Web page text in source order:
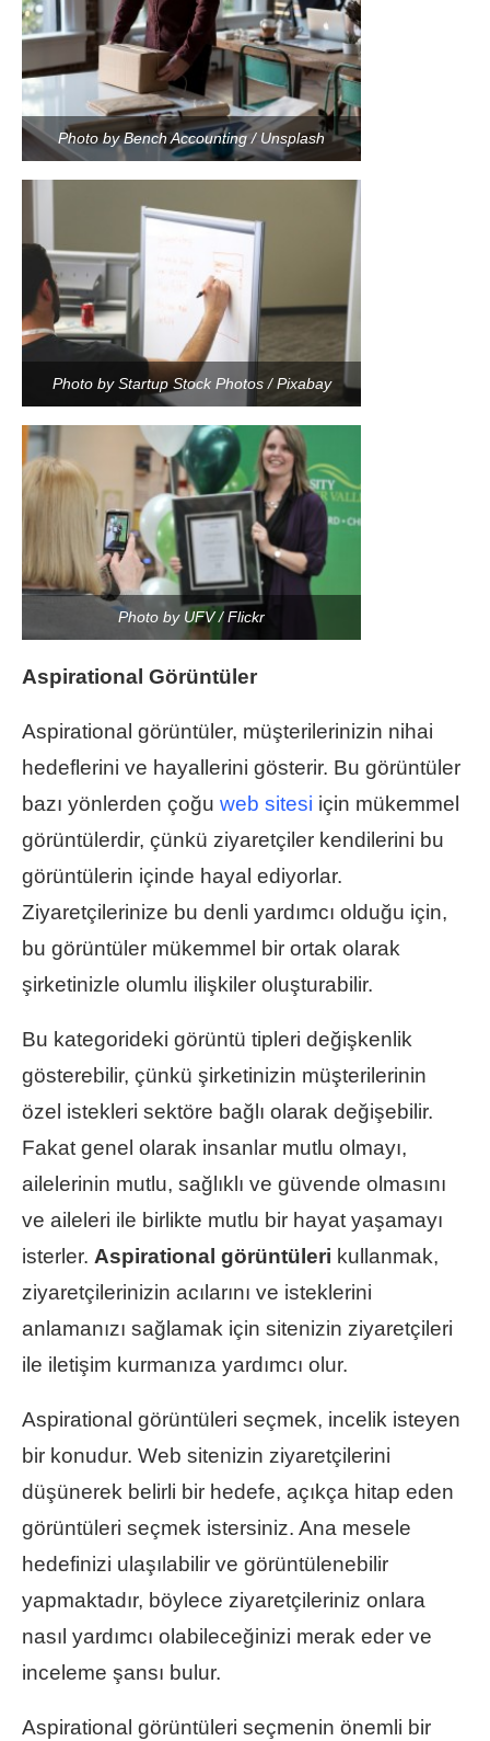
Photo by Bench Accounting / Unsplash
Photo by Startup Stock Photos / Pixabay
Photo by UFV / Flickr
Aspirational Görüntüler
Aspirational görüntüler, müşterilerinizin nihai
hedeflerini ve hayallerini gösterir. Bu görüntüler
bazı yönlerden çoğu web sitesi için mükemmel
görüntülerdir, çünkü ziyaretçiler kendilerini bu
görüntülerin içinde hayal ediyorlar.
Ziyaretçilerinize bu denli yardımcı olduğu için,
bu görüntüler mükemmel bir ortak olarak
şirketinizle olumlu ilişkiler oluşturabilir.
Bu kategorideki görüntü tipleri değişkenlik
gösterebilir, çünkü şirketinizin müşterilerinin
özel istekleri sektöre bağlı olarak değişebilir.
Fakat genel olarak insanlar mutlu olmayı,
ailelerinin mutlu, sağlıklı ve güvende olmasını
ve aileleri ile birlikte mutlu bir hayat yaşamayı
isterler. Aspirational görüntüleri kullanmak,
ziyaretçilerinizin acılarını ve isteklerini
anlamanızı sağlamak için sitenizin ziyaretçileri
ile iletişim kurmanıza yardımcı olur.
Aspirational görüntüleri seçmek, incelik isteyen
bir konudur. Web sitenizin ziyaretçilerini
düşünerek belirli bir hedefe, açıkça hitap eden
görüntüleri seçmek istersiniz. Ana mesele
hedefinizi ulaşılabilir ve görüntülenebilir
yapmaktadır, böylece ziyaretçileriniz onlara
nasıl yardımcı olabileceğinizi merak eder ve
inceleme şansı bulur.
Aspirational görüntüleri seçmenin önemli bir